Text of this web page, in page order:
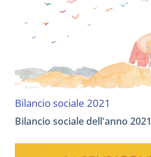
Bilancio sociale 2021
Bilancio sociale dell'anno 2021